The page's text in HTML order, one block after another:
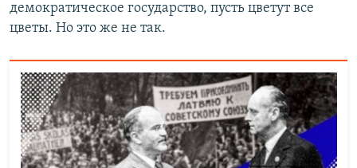
демократическое государство, пусть цветут все
цветы. Но это же не так.